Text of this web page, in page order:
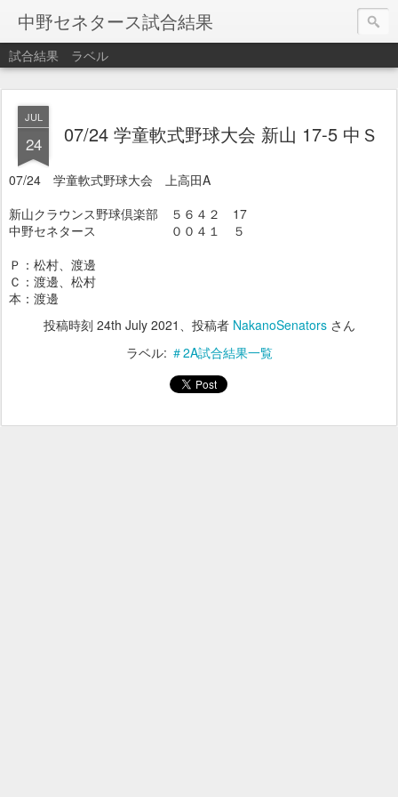
中野セネタース試合結果
試合結果 ラベル
JUL
24 07/24 学童軟式野球大会 新山 17-5 中Ｓ
07/24 学童軟式野球大会 上高田A
新山クラウンス野球倶楽部 ５６４２ 17
中野セネタース ００４１ ５
Ｐ：松村、渡邊
Ｃ：渡邊、松村
本：渡邊
投稿時刻 24th July 2021 、投稿者 NakanoSenatorsさん
ラベル: ＃2A試合結果一覧